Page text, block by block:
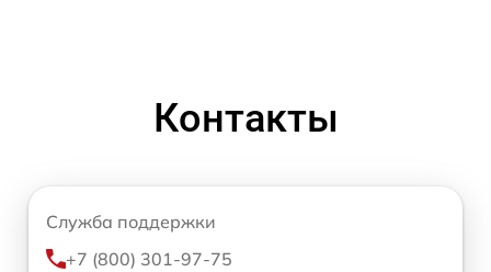
Контакты
Служба поддержки
+7 (800) 301-97-75